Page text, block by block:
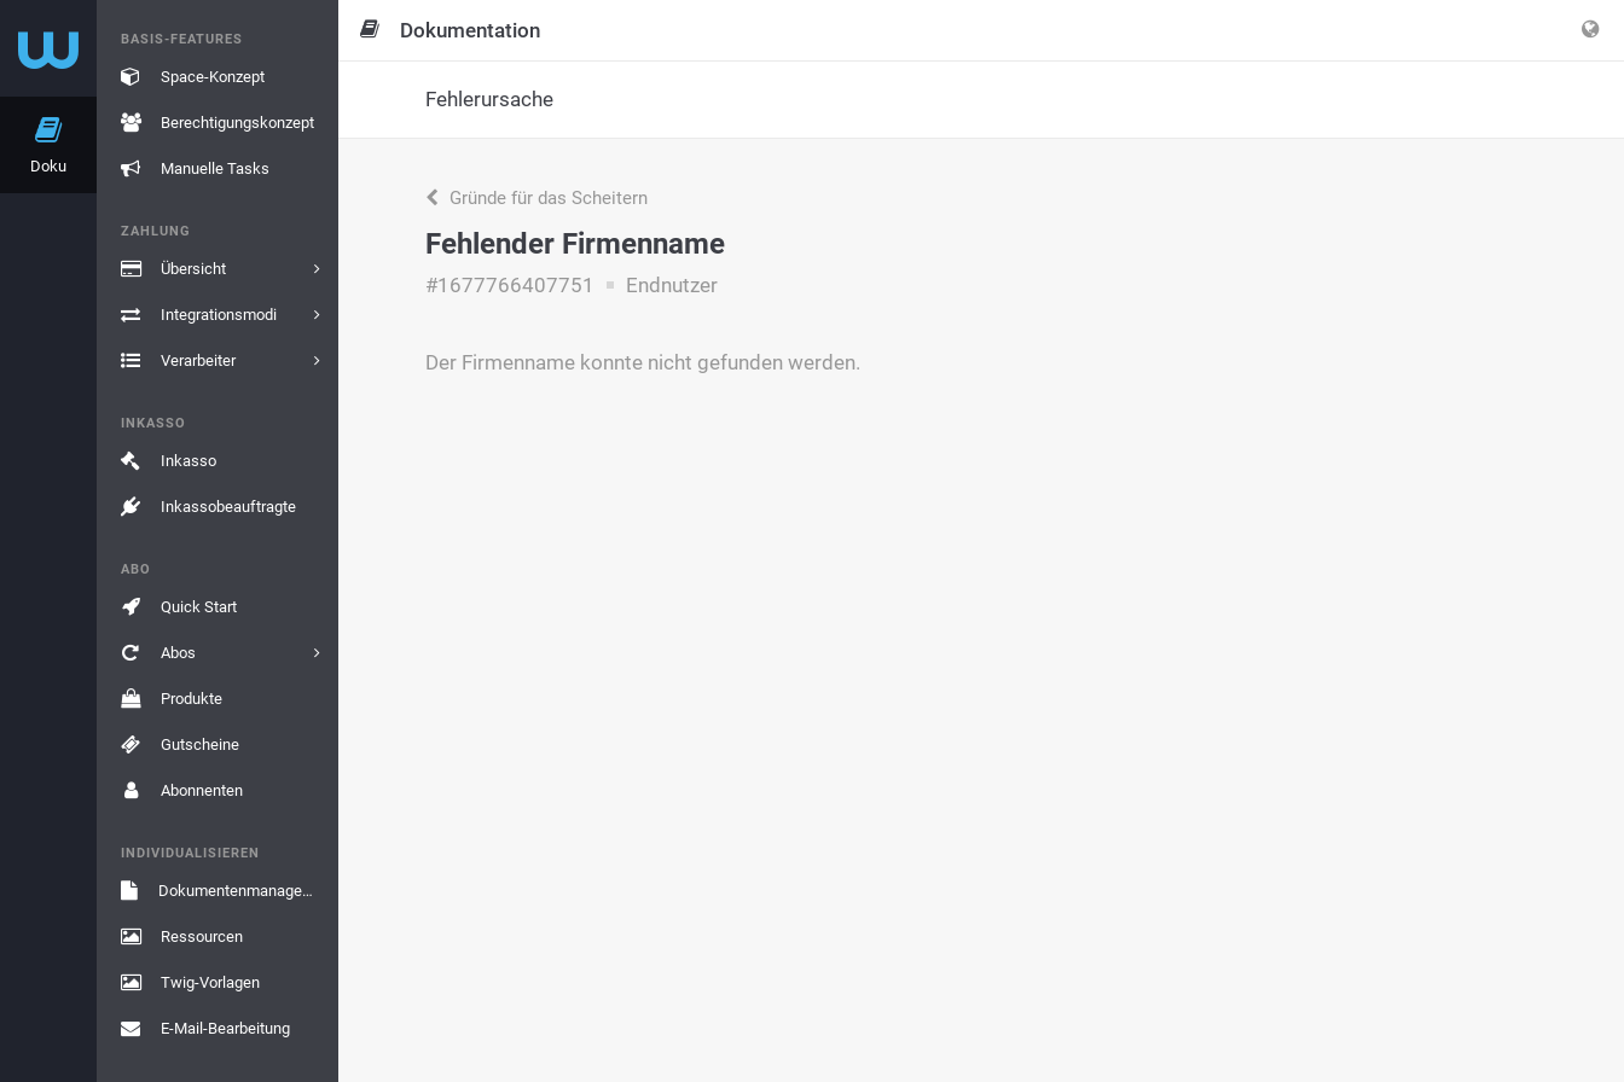
Doku
BASIS-FEATURES
Space-Konzept
Berechtigungskonzept
Manuelle Tasks
ZAHLUNG
Übersicht
Integrationsmodi
Verarbeiter
INKASSO
Inkasso
Inkassobeauftragte
ABO
Quick Start
Abos
Produkte
Gutscheine
Abonnenten
INDIVIDUALISIEREN
Dokumentenmanagement
Ressourcen
Twig-Vorlagen
E-Mail-Bearbeitung
Dokumentation
Fehlerursache
Gründe für das Scheitern
Fehlender Firmenname
#1677766407751 Endnutzer
Der Firmenname konnte nicht gefunden werden.